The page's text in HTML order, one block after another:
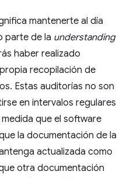
mantenerte al día
parte de la understanding
haber realizado
recopilación de
Estas auditorías no son
en intervalos regulares
que el software
la documentación de la
actualizada como
otra documentación